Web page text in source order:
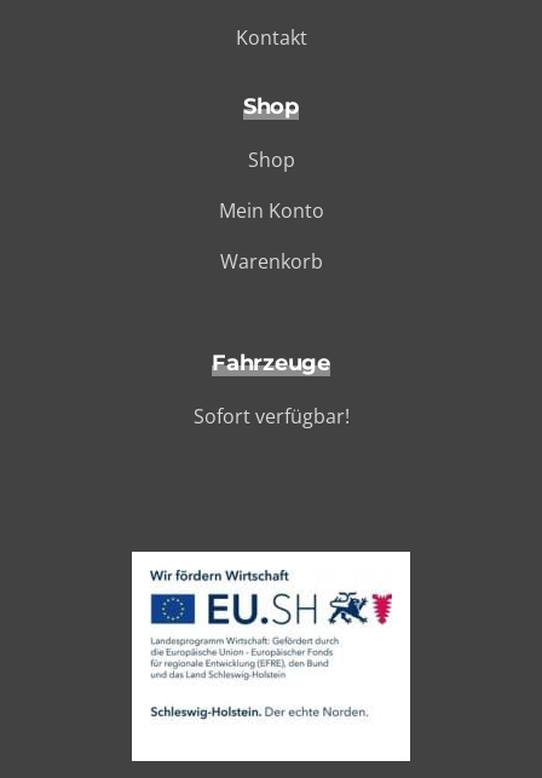
Kontakt
Shop
Shop
Mein Konto
Warenkorb
Fahrzeuge
Sofort verfügbar!